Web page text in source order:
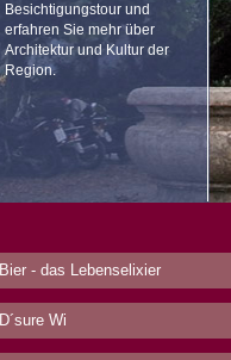
Besichtigungstour und
erfahren Sie mehr über
Architektur und Kultur der
Region.
Bier - das Lebenselixier
D´sure Wi